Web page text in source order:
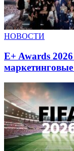
НОВОСТИ
E+ Awards